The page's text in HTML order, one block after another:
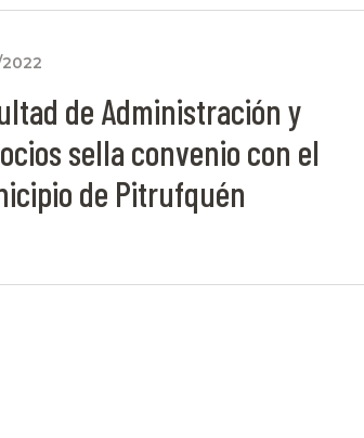
de Administración y
sella convenio con el
de Pitrufquén